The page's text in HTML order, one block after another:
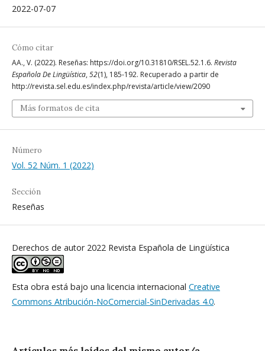
2022-07-07
Cómo citar
AA., V. (2022). Reseñas: https://doi.org/10.31810/RSEL.52.1.6. Revista
Española De Lingüística, 52(1), 185-192. Recuperado a partir de
http://revista.sel.edu.es/index.php/revista/article/view/2090
Más formatos de cita
Número
Vol. 52 Núm. 1 (2022)
Sección
Reseñas
Derechos de autor 2022 Revista Española de Lingüística
Esta obra está bajo una licencia internacional Creative
Commons Atribución-NoComercial-SinDerivadas 4.0.